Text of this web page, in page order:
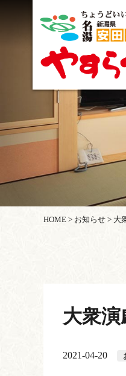
HOME > お知らせ > 大
大衆
2021-04-20